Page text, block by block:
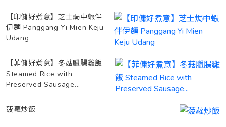
【印傭好煮意】芝士焗中蝦伴
伊麵 Panggang Yi Mien Keju
Udang
【菲傭好煮意】冬菇臘腸雞飯
Steamed Rice with
Preserved Sausage...
菠蘿炒飯